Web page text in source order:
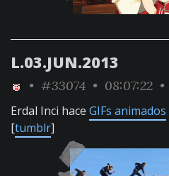
L.03.JUN.2013
• #33074 • 08:07:22 •
Erdal Inci hace GIFs animados
[tumblr]